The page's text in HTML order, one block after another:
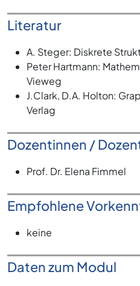
Literatur
A. Steger: Diskrete
Peter Hartmann:
Vieweg
J.Clark, D.A. Holton:
Verlag
Dozentinnen /
Prof. Dr. Elena Fimmel
Empfohlene
keine
Daten zum Modul